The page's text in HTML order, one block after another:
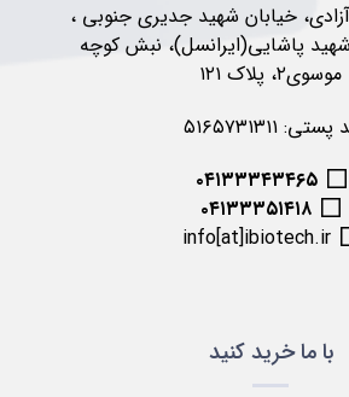
آزادی، خیابان شهید جدیری جنوبی ،
پاشایی(ایرانسل)، نبش کوچه
موسوی۲، پلاک ۱۲۱
۵۱۶۵۷۳۱۳۱۱
۰۴۱۳۳۳۴۳۴۶۵
۰۴۱۳۳۳۵۱۴۱۸
info[at]ibiotech.ir
با ما خرید کنید